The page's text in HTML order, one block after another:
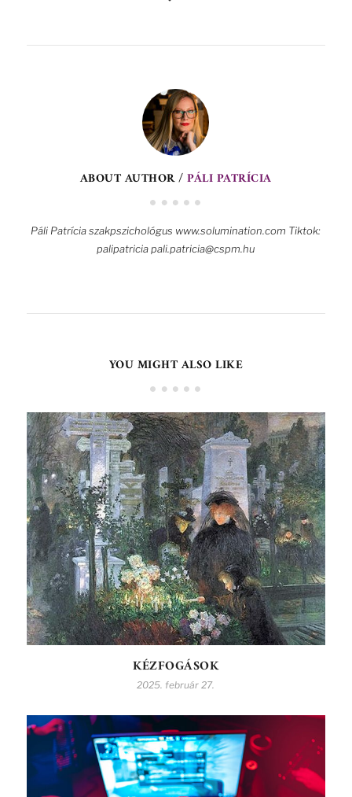
ABOUT AUTHOR /PÁLI PATRÍCIA
Páli Patrícia szakpszichológus www.solumination.com Tiktok:
palipatricia pali.patricia@cspm.hu
YOU MIGHT ALSO LIKE
KÉZFOGÁSOK
2025. február 27.